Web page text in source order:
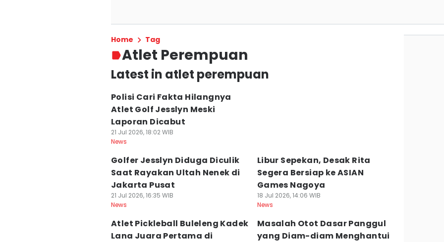
Home Tag
Atlet Perempuan
Latest in atlet perempuan
Polisi Cari Fakta Hilangnya
Atlet Golf Jesslyn Meski
Laporan Dicabut
21 Jul 2026, 18:02 WIB
News
Golfer Jesslyn Diduga Diculik
Saat Rayakan Ultah Nenek di
Jakarta Pusat
21 Jul 2026, 16:35 WIB
News
Libur Sepekan, Desak Rita
Segera Bersiap ke ASIAN
Games Nagoya
18 Jul 2026, 14:06 WIB
News
Atlet Pickleball Buleleng Kadek
Lana Juara Pertama di
Masalah Otot Dasar Panggul
yang Diam-diam Menghantui